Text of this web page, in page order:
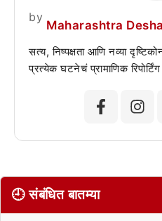
by
Maharashtra Desha
सत्य, निष्पक्षता आणि नव्या
प्रत्येक घटनेचं प्रामाणिक
🕘 संबंधित बातम्या